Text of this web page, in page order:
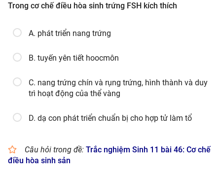
Trong cơ chế điều hòa sinh trứng FSH kích thích
A. phát triển nang trứng
B. tuyến yên tiết hoocmôn
C. nang trứng chín và rụng trứng, hình thành và duy
trì hoạt động của thể vàng
D. dạ con phát triển chuẩn bị cho hợp tử làm tổ
Câu hỏi trong đề: Trắc nghiệm Sinh 11 bài 46: Cơ chế
điều hòa sinh sản